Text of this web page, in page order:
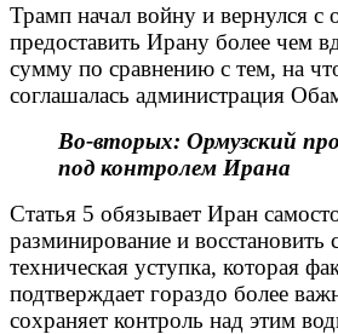
Трамп начал войну и вернулся с
предоставить Ирану более чем
сумму по сравнению с тем, на
соглашалась администрация
Во-вторых: Ормузский
под контролем Ирана
Статья 5 обязывает Иран
разминирование и
техническая уступка, которая
подтверждает гораздо более
сохраняет контроль над этим